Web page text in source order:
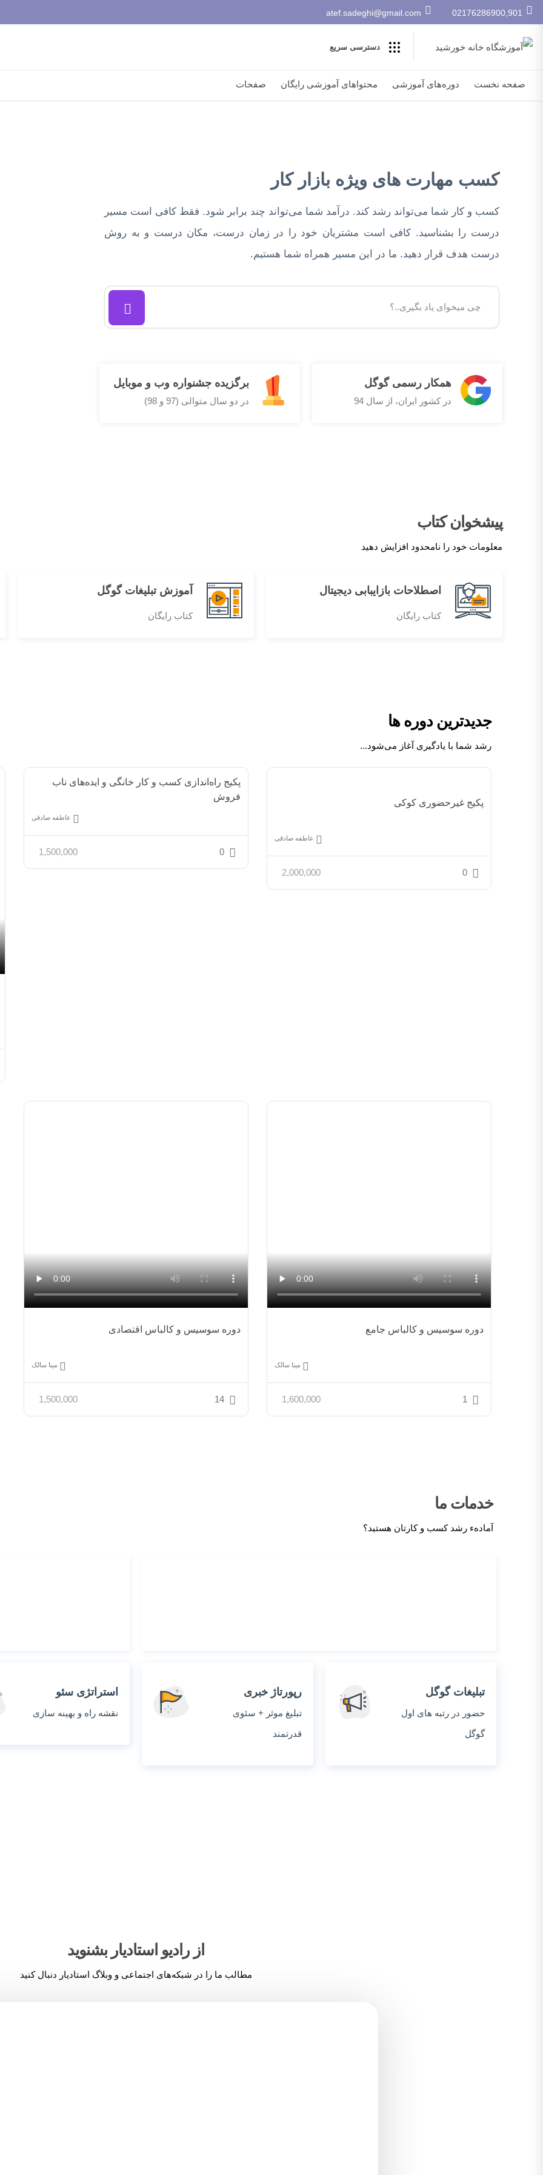
02176286900,901
atef.sadeghi@gmail.com
دسترسی سریع
صفحه نخست دوره‌های آموزشی محتواهای آموزشی رایگان صفحات
کسب مهارت های ویژه بازار کار
کسب و کار شما می‌تواند رشد کند. درآمد شما می‌تواند چند برابر شود. فقط کافی است مسیر
درست را بشناسید. کافی است مشتریان خود را در زمان درست، مکان درست و به روش
درست هدف قرار دهید. ما در این مسیر همراه شما هستیم.
همکار رسمی گوگل
در کشور ایران، از سال 94
برگزیده جشنواره وب و موبایل
در دو سال متوالی (97 و 98)
پیشخوان کتاب
معلومات خود را نامحدود افزایش دهید
اصطلاحات بازایبابی دیجیتال
کتاب رایگان
آموزش تبلیغات گوگل
کتاب رایگان
جدیدترین دوره‌ ها
رشد شما با یادگیری آغاز می‌شود...
پکیج غیرحضوری کوکی
عاطفه صادقی
0
2,000,000
پکیج راه‌اندازی کسب و کار خانگی و ایده‌های ناب
فروش
عاطفه صادقی
0
1,500,000
دوره سوسیس و کالباس جامع
مینا سالک
1
1,600,000
دوره سوسیس و کالباس اقتصادی
مینا سالک
14
1,500,000
خدمات ما
آمادهء رشد کسب و کارتان هستید؟
تبلیغات گوگل
حضور در رتبه های اول
گوگل
رپورتاژ خبری
تبلیغ موثر + سئوی
قدرتمند
استراتژی سئو
نقشه راه و بهینه سازی
از رادیو استادیار بشنوید
مطالب ما را در شبکه‌های اجتماعی و وبلاگ استادیار دنبال کنید